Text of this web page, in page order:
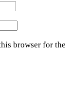
browser for the